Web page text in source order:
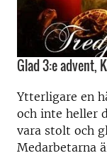
Glad 3:e advent,
Ytterligare en
och inte heller
vara stolt och
Medarbetarna